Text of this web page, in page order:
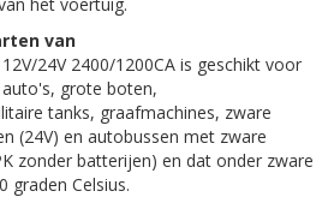
van
24V 2400/1200CA is geschikt voor
grote boten,
tanks, graafmachines, zware
(24V) en autobussen met zware
zonder batterijen) en dat onder zware
graden Celsius.